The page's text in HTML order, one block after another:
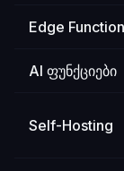
Edge
AI ფუნქციები
Self-Hosting